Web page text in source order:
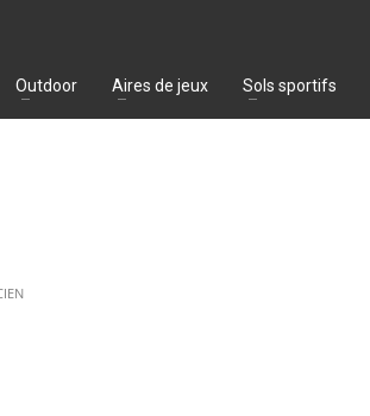
Outdoor Aires de jeux Sols sportifs